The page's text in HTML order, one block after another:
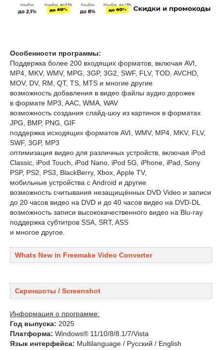
Особенности программы:
Поддержка более 200 входящих форматов, включая AVI,
MP4, MKV, WMV, MPG, 3GP, 3G2, SWF, FLV, TOD, AVCHD,
MOV, DV, RM, QT, TS, MTS и многие другие
возможность добавления в видео файлы аудио дорожек
в формате MP3, AAC, WMA, WAV
возможность создания слайд-шоу из картинок в форматах
JPG, BMP, PNG, GIF
поддержка исходящих форматов AVI, WMV, MP4, MKV, FLV,
SWF, 3GP, MP3
оптимизация видео для различных устройств, включая iPod
Classic, iPod Touch, iPod Nano, iPod 5G, iPhone, iPad, Sony
PSP, PS2, PS3, BlackBerry, Xbox, Apple TV,
мобильные устройства с Android и другие
возможность считывания незащищённых DVD Video и записи
до 20 часов видео на DVD и до 40 часов видео на DVD-DL
возможность записи высококачественного видео на Blu-ray
поддержка субтитров SSA, SRT, ASS
и многое другое.
Whats New in Freemake Video Converter
Скриншоты / Screenshot
Информация о программе:
Год выпуска: 2025
Платформа: Windows® 11/10/8/8.1/7/Vista
Язык интерфейса: Multilanguage / Русский / English